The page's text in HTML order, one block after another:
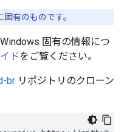
有のものです。
固有の情報につ
ドをご覧ください。
br リポジトリのクローン